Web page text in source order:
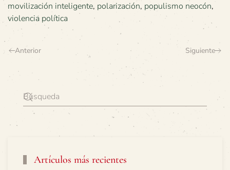
movilización inteligente, polarización, populismo neocón,
violencia política
Anterior Siguiente
Artículos más recientes